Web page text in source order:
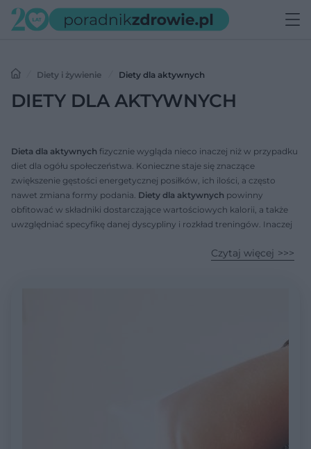
Diety i żywienie Diety dla aktywnych
DIETY DLA AKTYWNYCH
Dieta dla aktywnych fizycznie wygląda nieco inaczej niż w przypadku
diet dla ogółu społeczeństwa. Konieczne staje się znaczące
zwiększenie gęstości energetycznej posiłków, ich ilości, a często
nawet zmiana formy podania. Diety dla aktywnych powinny
obfitować w składniki dostarczające wartościowych kalorii, a także
uwzględniać specyfikę danej dyscypliny i rozkład treningów. Inaczej
Czytaj więcej